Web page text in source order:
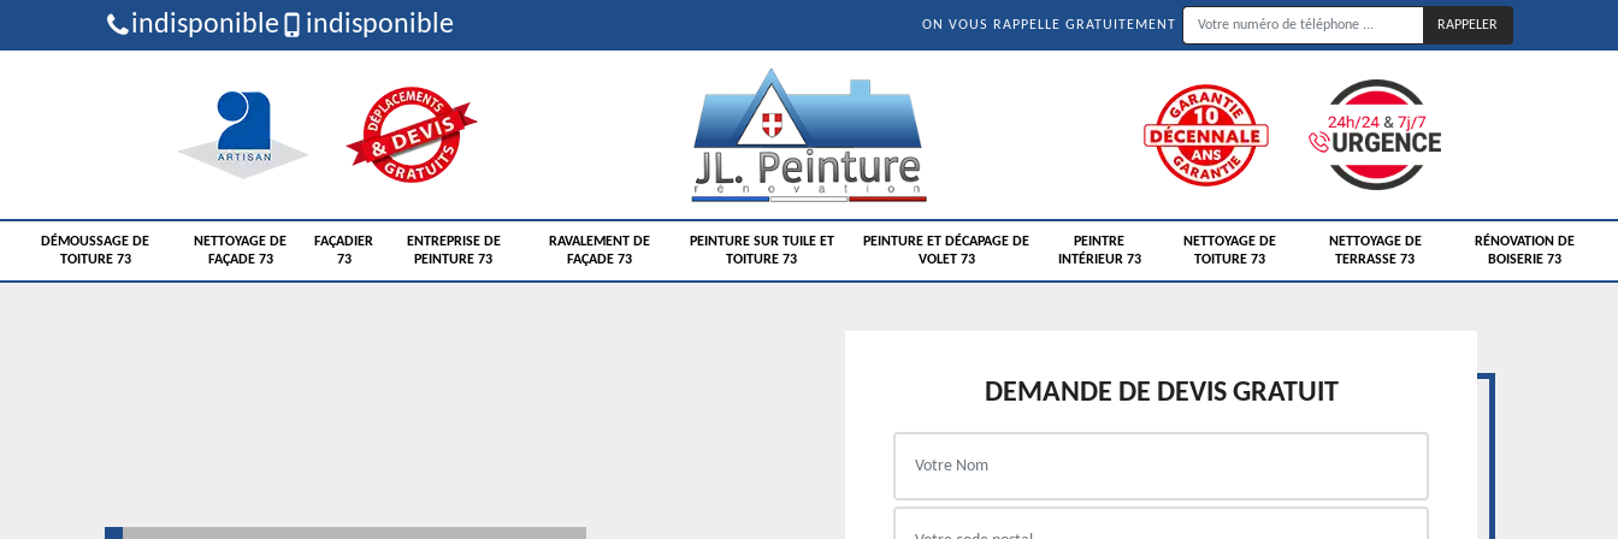
indisponible indisponible ON VOUS RAPPELLE GRATUITEMENT
DÉMOUSSAGE DE
TOITURE 73
NETTOYAGE DE
FAÇADE 73
FAÇADIER
73
ENTREPRISE DE
PEINTURE 73
RAVALEMENT DE
FAÇADE 73
PEINTURE SUR TUILE ET
TOITURE 73
PEINTURE ET DÉCAPAGE DE
VOLET 73
PEINTRE
INTÉRIEUR 73
NETTOYAGE DE
TOITURE 73
NETTOYAGE DE
TERRASSE 73
RÉNOVATION DE
BOISERIE 73
DEMANDE DE DEVIS GRATUIT